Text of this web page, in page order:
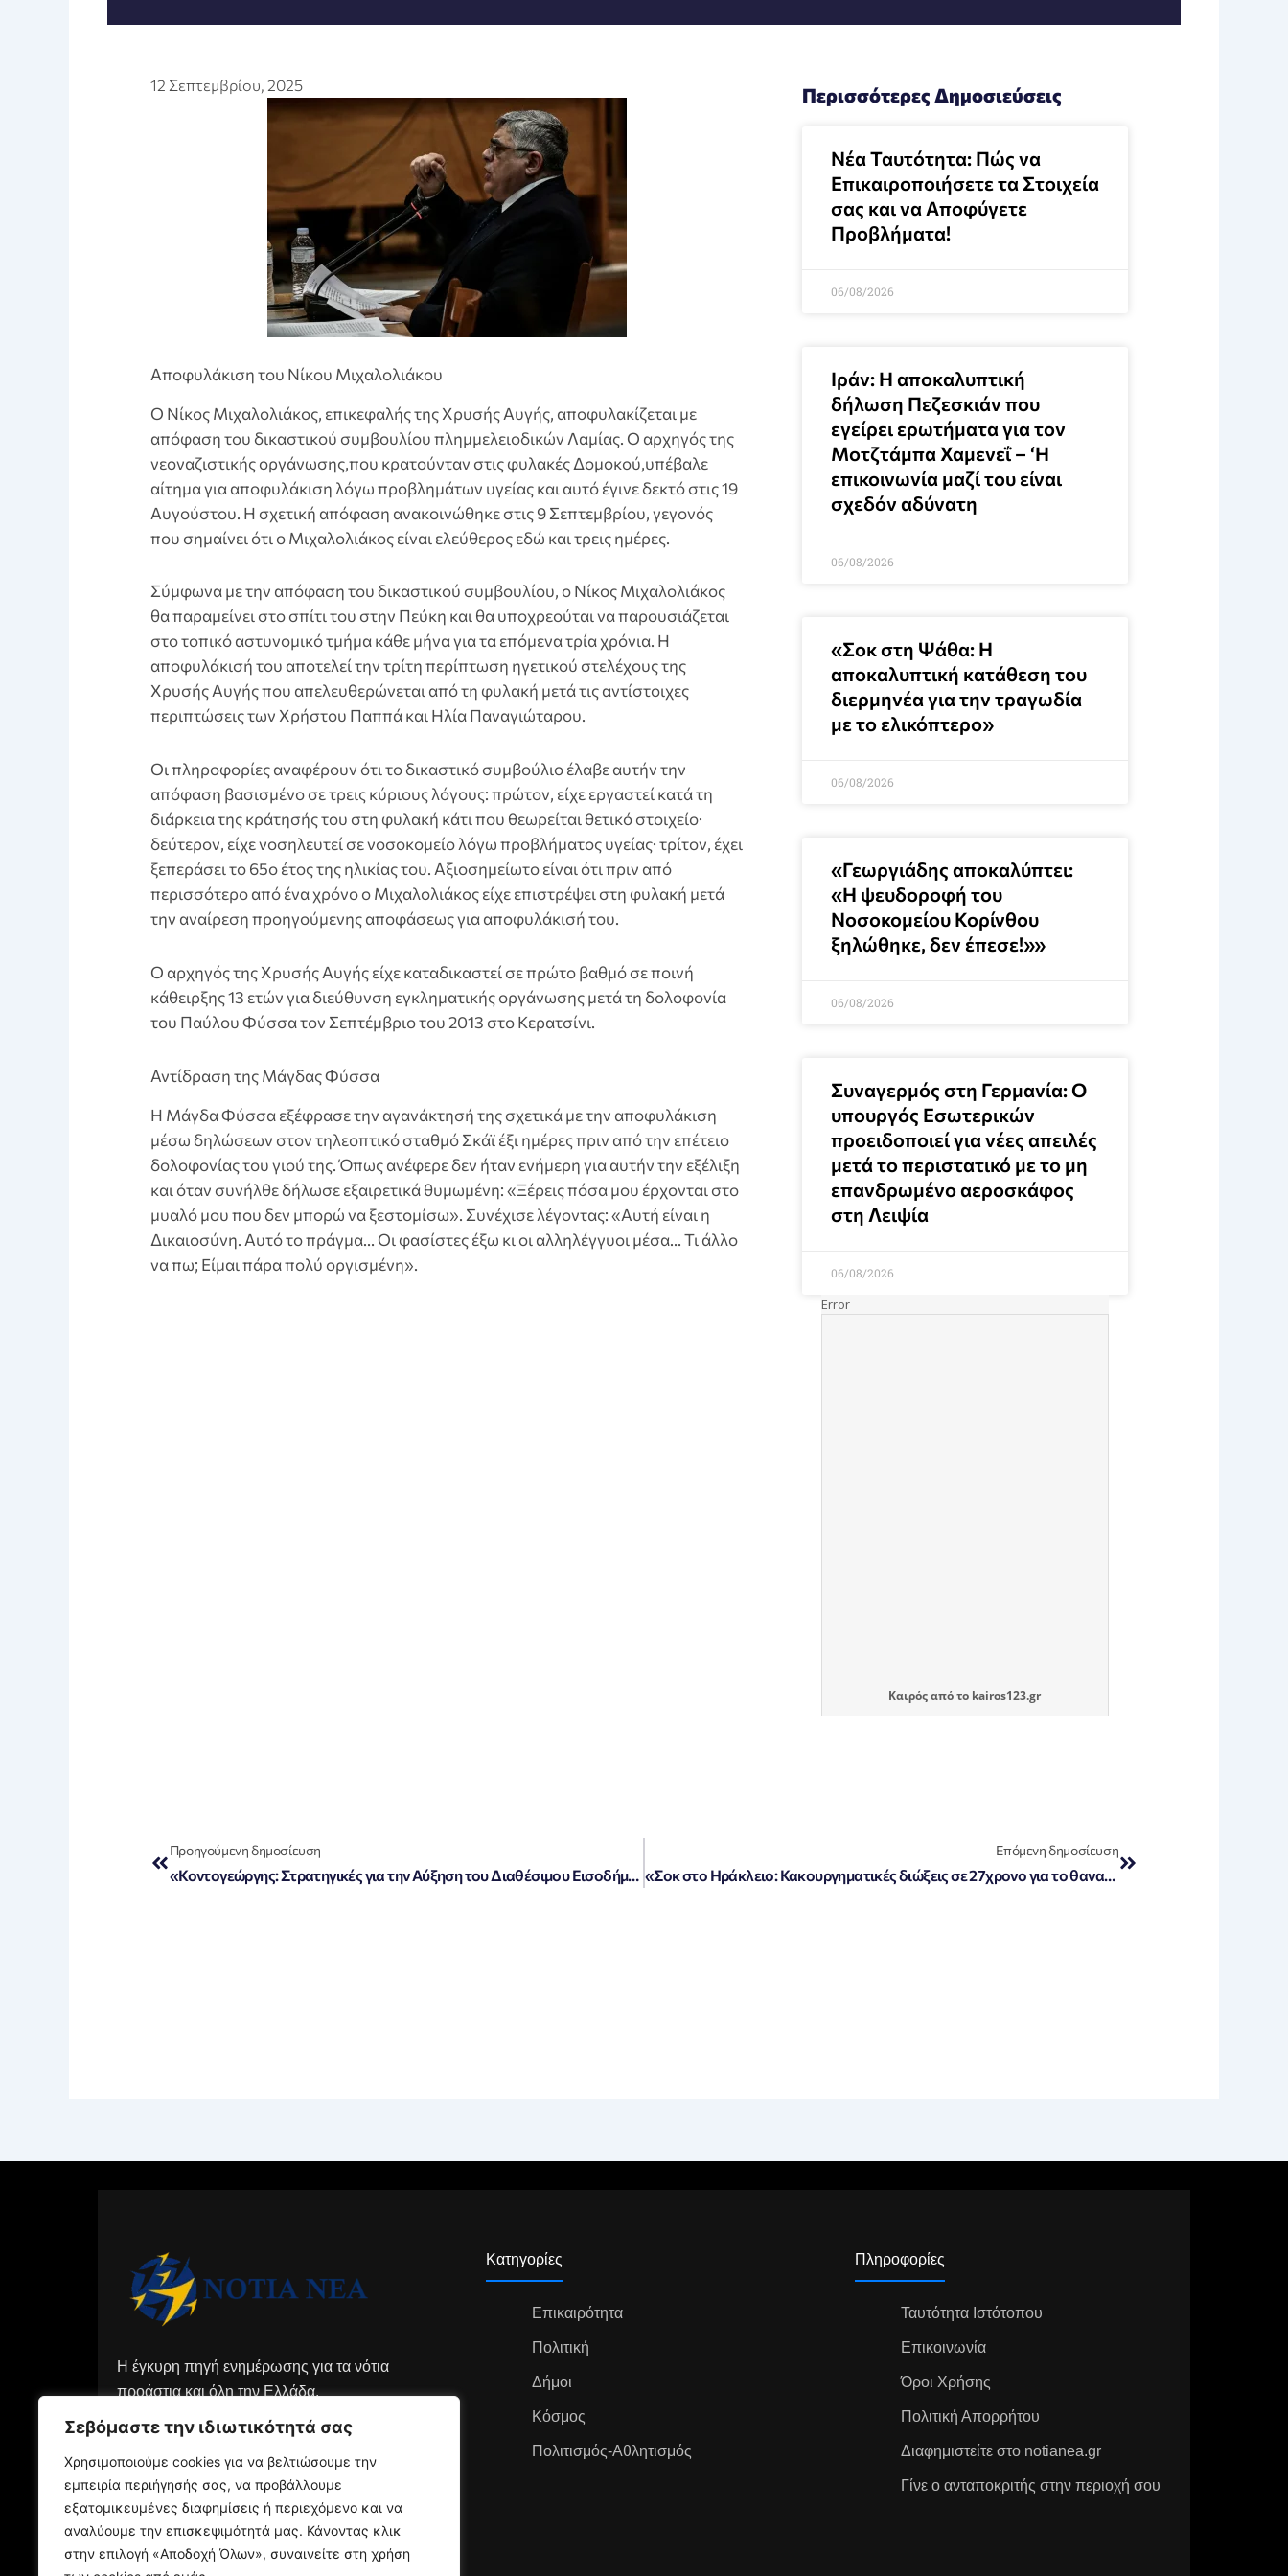
Σεβόμαστε την ιδιωτικότητά σας
Χρησιμοποιούμε cookies για να βελτιώσουμε την
εμπειρία περιήγησής σας, να προβάλλουμε
εξατομικευμένες διαφημίσεις ή περιεχόμενο και να
αναλύουμε την επισκεψιμότητά μας. Κάνοντας κλικ
στην επιλογή «Αποδοχή Όλων», συναινείτε στη χρήση
12 Σεπτεμβρίου, 2025
Αποφυλάκιση του Νίκου Μιχαλολιάκου
Ο Νίκος Μιχαλολιάκος, επικεφαλής της Χρυσής Αυγής, αποφυλακίζεται με
απόφαση του δικαστικού συμβουλίου πλημμελειοδικών Λαμίας. Ο αρχηγός της
νεοναζιστικής οργάνωσης,που κρατούνταν στις φυλακές Δομοκού,υπέβαλε
αίτημα για αποφυλάκιση λόγω προβλημάτων υγείας και αυτό έγινε δεκτό στις 19
Αυγούστου. Η σχετική απόφαση ανακοινώθηκε στις 9 Σεπτεμβρίου, γεγονός
που σημαίνει ότι ο Μιχαλολιάκος είναι ελεύθερος εδώ και τρεις ημέρες.
Σύμφωνα με την απόφαση του δικαστικού συμβουλίου, ο Νίκος Μιχαλολιάκος
θα παραμείνει στο σπίτι του στην Πεύκη και θα υποχρεούται να παρουσιάζεται
στο τοπικό αστυνομικό τμήμα κάθε μήνα για τα επόμενα τρία χρόνια. Η
αποφυλάκισή του αποτελεί την τρίτη περίπτωση ηγετικού στελέχους της
Χρυσής Αυγής που απελευθερώνεται από τη φυλακή μετά τις αντίστοιχες
περιπτώσεις των Χρήστου Παππά και Ηλία Παναγιώταρου.
Οι πληροφορίες αναφέρουν ότι το δικαστικό συμβούλιο έλαβε αυτήν την
απόφαση βασισμένο σε τρεις κύριους λόγους: πρώτον, είχε εργαστεί κατά τη
διάρκεια της κράτησής του στη φυλακή κάτι που θεωρείται θετικό στοιχείο·
δεύτερον, είχε νοσηλευτεί σε νοσοκομείο λόγω προβλήματος υγείας· τρίτον, έχει
ξεπεράσει το 65ο έτος της ηλικίας του. Αξιοσημείωτο είναι ότι πριν από
περισσότερο από ένα χρόνο ο Μιχαλολιάκος είχε επιστρέψει στη φυλακή μετά
την αναίρεση προηγούμενης αποφάσεως για αποφυλάκισή του.
Ο αρχηγός της Χρυσής Αυγής είχε καταδικαστεί σε πρώτο βαθμό σε ποινή
κάθειρξης 13 ετών για διεύθυνση εγκληματικής οργάνωσης μετά τη δολοφονία
του Παύλου Φύσσα τον Σεπτέμβριο του 2013 στο Κερατσίνι.
Αντίδραση της Μάγδας Φύσσα
Η Μάγδα Φύσσα εξέφρασε την αγανάκτησή της σχετικά με την αποφυλάκιση
μέσω δηλώσεων στον τηλεοπτικό σταθμό Σκάϊ έξι ημέρες πριν από την επέτειο
δολοφονίας του γιού της. Όπως ανέφερε δεν ήταν ενήμερη για αυτήν την εξέλιξη
και όταν συνήλθε δήλωσε εξαιρετικά θυμωμένη: «Ξέρεις πόσα μου έρχονται στο
μυαλό μου που δεν μπορώ να ξεστομίσω». Συνέχισε λέγοντας: «Αυτή είναι η
Δικαιοσύνη. Αυτό το πράγμα… Οι φασίστες έξω κι οι αλληλέγγυοι μέσα… Τι άλλο
να πω; Είμαι πάρα πολύ οργισμένη».
Περισσότερες Δημοσιεύσεις
Νέα Ταυτότητα: Πώς να
Επικαιροποιήσετε τα Στοιχεία
σας και να Αποφύγετε
Προβλήματα!
06/08/2026
Ιράν: Η αποκαλυπτική
δήλωση Πεζεσκιάν που
εγείρει ερωτήματα για τον
Μοτζτάμπα Χαμενεΐ – ‘Η
επικοινωνία μαζί του είναι
σχεδόν αδύνατη
06/08/2026
«Σοκ στη Ψάθα: Η
αποκαλυπτική κατάθεση του
διερμηνέα για την τραγωδία
με το ελικόπτερο»
06/08/2026
«Γεωργιάδης αποκαλύπτει:
«Η ψευδοροφή του
Νοσοκομείου Κορίνθου
ξηλώθηκε, δεν έπεσε!»»
06/08/2026
Συναγερμός στη Γερμανία: Ο
υπουργός Εσωτερικών
προειδοποιεί για νέες απειλές
μετά το περιστατικό με το μη
επανδρωμένο αεροσκάφος
στη Λειψία
06/08/2026
Καιρόςαπό το kairos123.gr
Προηγούμενη δημοσίευση
«Κοντογεώργης: Στρατηγικές για την Αύξηση του Διαθέσιμου Εισοδήματος»
Επόμενη δημοσίευση
«Σοκ στο Ηράκλειο: Κακουργηματικές διώξεις σε 27χρονο για το θανατηφόρο τροχαίο με θύμα την 23χρονη στα Μάλια»
Η έγκυρη πηγή ενημέρωσης για τα νότια
προάστια και όλη την Ελλάδα.
Κατηγορίες
Επικαιρότητα
Πολιτική
Δήμοι
Κόσμος
Πολιτισμός-Αθλητισμός
Πληροφορίες
Ταυτότητα Ιστότοπου
Επικοινωνία
Όροι Χρήσης
Πολιτική Απορρήτου
Διαφημιστείτε στο notianea.gr
Γίνε ο ανταποκριτής στην περιοχή σου